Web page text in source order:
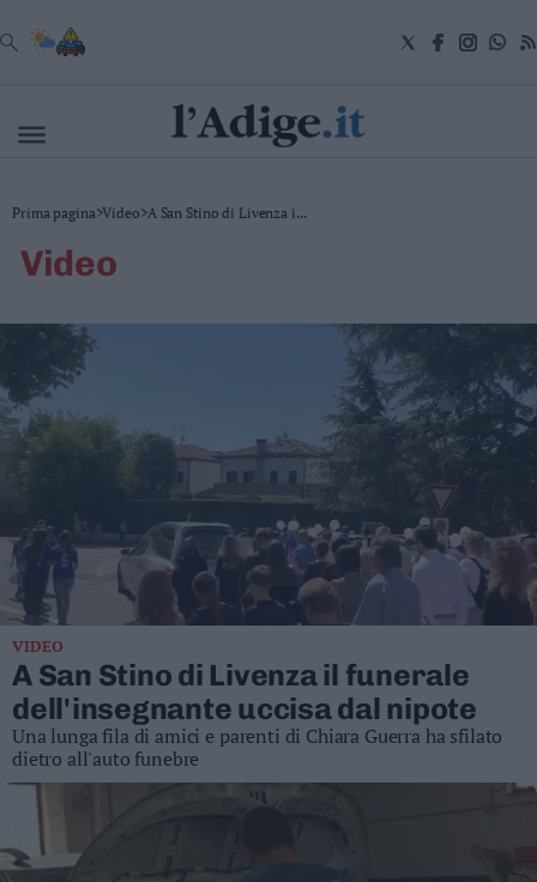
VAI
Attualità
Economia
Spettacoli
Benessere
Montagna
Tecnologia
Video
Business
Wire
Territori
Trento
Rovereto
Pergine
Riva
–
Arco
–
Prima pagina>Video>A San Stino di Livenza i...
video
VIDEO
A San Stino di Livenza il funerale
dell'insegnante uccisa dal nipote
Una lunga fila di amici e parenti di Chiara Guerra ha sfilato
dietro all'auto funebre